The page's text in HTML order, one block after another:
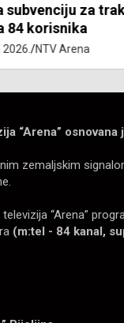
za traktor
korisnika
NTV Arena
“Arena”
zemaljskim
“Arena”
(m:tel - 84 kanal,